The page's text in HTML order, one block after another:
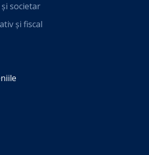
societar
și fiscal